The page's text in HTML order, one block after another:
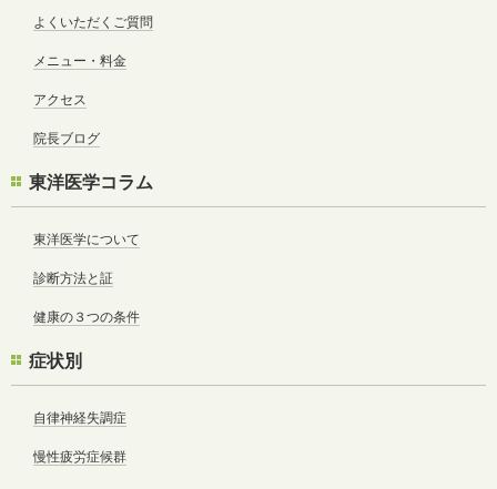
よくいただくご質問
メニュー・料金
アクセス
院長ブログ
東洋医学コラム
東洋医学について
診断方法と証
健康の３つの条件
症状別
自律神経失調症
慢性疲労症候群